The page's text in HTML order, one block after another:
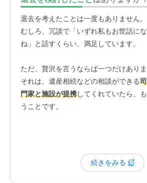
人の手による温かいケアが、何よりの安
者の安全が第一に考えられている点も、
トです。
例えば、叔母の部屋は2階にあるのです
ボタンを押してくださいます。
最初は何故だろうと思ったのですが、「
一人で外に出てしまうと事故に繋がる
かりと管理しようという施設の姿勢が
としても非常に安心できます。家族が
退去を考えたことは一度もありません。
むしろ、冗談で「いずれ私もお世話に
ね」と話すくらい、満足しています。
ただ、贅沢を言うならば一つだけありま
それは、遺産相続などの相談ができる
門家と施設が提携してくれていたら、
うことです。
高齢になるとそういった手続きは避け
いざという時に、どこに相談すればい
ですし、施設が信頼して紹介してくれ
ち家族も安心して相談できます。
続きをみる